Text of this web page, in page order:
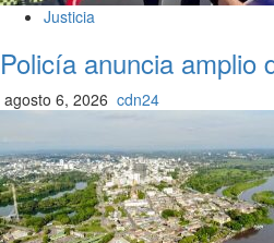
Justicia
Policía anuncia amplio
agosto 6, 2026 cdn24